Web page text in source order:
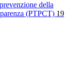
della
(PTPCT) 19